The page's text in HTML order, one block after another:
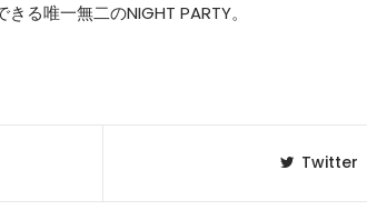
る唯一無二のNIGHT PARTY。
Twitter